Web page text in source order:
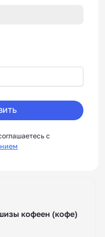
с
кофеен (кофе)